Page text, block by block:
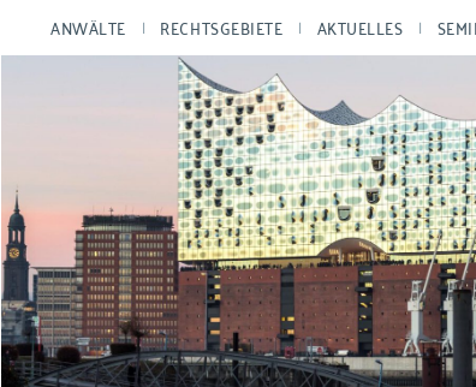
ANWÄLTE RECHTSGEBIETE AKTUELLES